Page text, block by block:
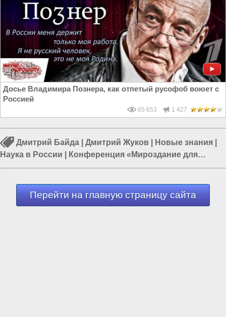
Досье Владимира Познера, как отпетый русофоб воюет с
Россией
65 653 1 427
Дмитрий Байда Дмитрий Жуков Новые знания
Наука в России
Конференция «Мироздание для
любознательных»|Солнечная система|Учёные в
Перейти на главную страницу сайта